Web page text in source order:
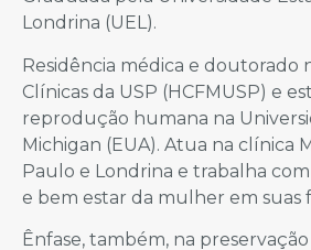
Londrina (UEL).
Residência médica e doutorado
Clínicas da USP (HCFMUSP) e
reprodução humana na
Michigan (EUA). Atua na clínica
Paulo e Londrina e trabalha
e bem estar da mulher em suas
Ênfase, também, na